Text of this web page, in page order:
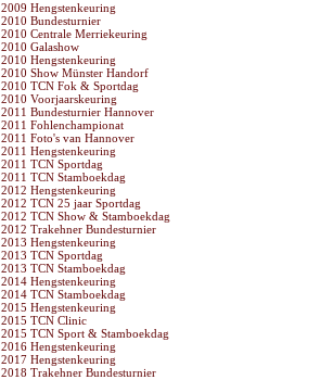
2009 Hengstenkeuring
2010 Bundesturnier
2010 Centrale Merriekeuring
2010 Galashow
2010 Hengstenkeuring
2010 Show Münster Handorf
2010 TCN Fok & Sportdag
2010 Voorjaarskeuring
2011 Bundesturnier Hannover
2011 Fohlenchampionat
2011 Foto's van Hannover
2011 Hengstenkeuring
2011 TCN Sportdag
2011 TCN Stamboekdag
2012 Hengstenkeuring
2012 TCN 25 jaar Sportdag
2012 TCN Show & Stamboekdag
2012 Trakehner Bundesturnier
2013 Hengstenkeuring
2013 TCN Sportdag
2013 TCN Stamboekdag
2014 Hengstenkeuring
2014 TCN Stamboekdag
2015 Hengstenkeuring
2015 TCN Clinic
2015 TCN Sport & Stamboekdag
2016 Hengstenkeuring
2017 Hengstenkeuring
2018 Trakehner Bundesturnier